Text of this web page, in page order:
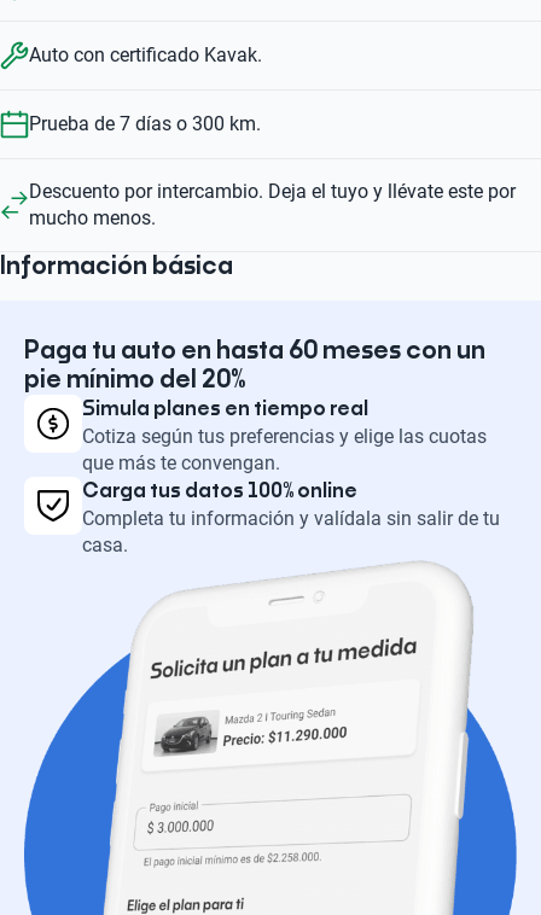
Auto con certificado Kavak.
Prueba de 7 días o 300 km.
Descuento por intercambio. Deja el tuyo y llévate este por
mucho menos.
Información básica
Paga tu auto en hasta 60 meses con un
pie mínimo del 20%
Simula planes en tiempo real
Cotiza según tus preferencias y elige las cuotas
que más te convengan.
Carga tus datos 100% online
Completa tu información y valídala sin salir de tu
casa.